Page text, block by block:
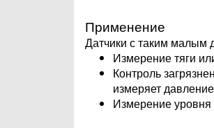
Применение
Датчики с таким малым
Измерение тяги
Контроль
измеряет
Измерение уровня